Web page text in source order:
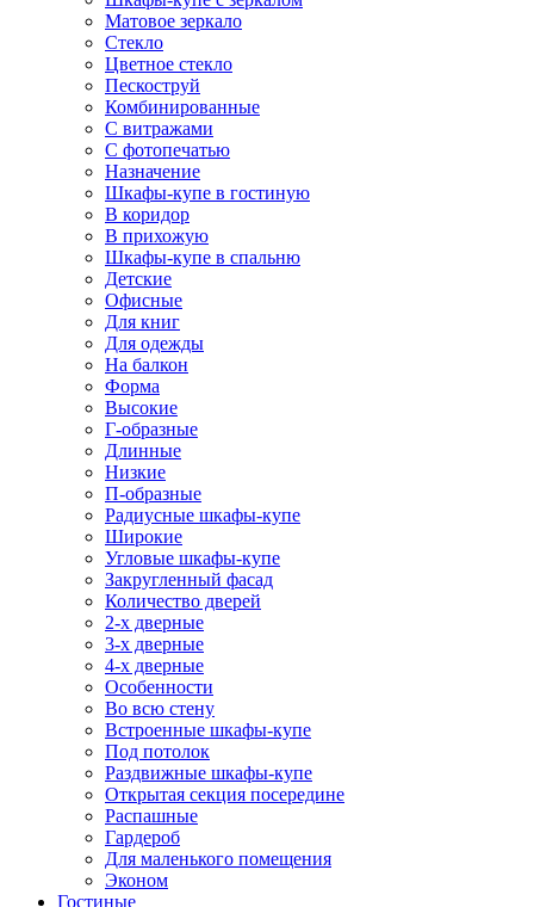
Матовое зеркало
Стекло
Цветное стекло
Пескоструй
Комбинированные
С витражами
С фотопечатью
Назначение
Шкафы-купе в гостиную
В коридор
В прихожую
Шкафы-купе в спальню
Детские
Офисные
Для книг
Для одежды
На балкон
Форма
Высокие
Г-образные
Длинные
Низкие
П-образные
Радиусные шкафы-купе
Широкие
Угловые шкафы-купе
Закругленный фасад
Количество дверей
2-х дверные
3-х дверные
4-х дверные
Особенности
Во всю стену
Встроенные шкафы-купе
Под потолок
Раздвижные шкафы-купе
Открытая секция посередине
Распашные
Гардероб
Для маленького помещения
Эконом
Гостиные